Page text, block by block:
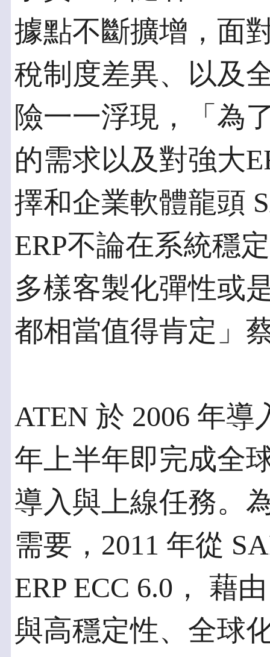
據點不斷擴增，面
稅制度差異、以及
險一一浮現，「為
的需求以及對強大
擇和企業軟體龍頭
ERP不論在系統穩
多樣客製化彈性或
都相當值得肯定」
ATEN 於 2006 年導
年上半年即完成全
導入與上線任務。
需要，2011 年從
ERP ECC 6.0， 藉
與高穩定性、全球